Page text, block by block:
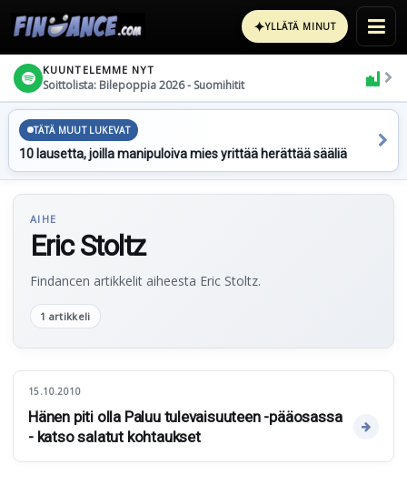
✦YLLÄTÄ MINUT
KUUNTELEMME NYT
Soittolista: Bilepoppia 2026 - Suomihitit
TÄTÄ MUUT LUKEVAT
10 lausetta, joilla manipuloiva mies yrittää herättää sääliä
AIHE
Eric Stoltz
Findancen artikkelit aiheesta Eric Stoltz.
1 artikkeli
15.10.2010
Hänen piti olla Paluu tulevaisuuteen -pääosassa
- katso salatut kohtaukset